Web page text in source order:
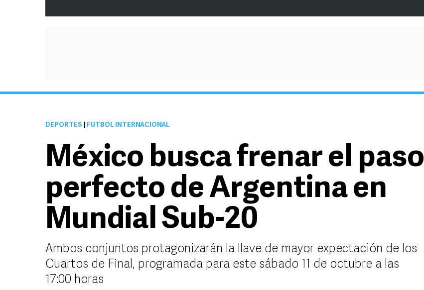
DEPORTES FUTBOL INTERNACIONAL
México busca frenar el paso
perfecto de Argentina en
Mundial Sub-20
Ambos conjuntos protagonizarán la llave de mayor expectación de los
Cuartos de Final, programada para este sábado 11 de octubre a las
17:00 horas